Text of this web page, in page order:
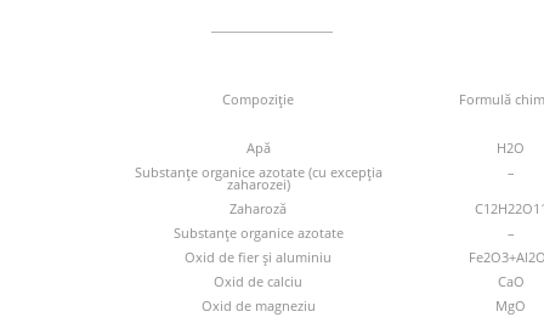
Compoziție Formulă
Apă
H2O
Substanțe organice azotate (cu excepția
zaharozei)
–
Zaharoză
Substanțe organice azotate
–
Oxid de fier și aluminiu
Oxid de calciu
CaO
Oxid de magneziu
MgO